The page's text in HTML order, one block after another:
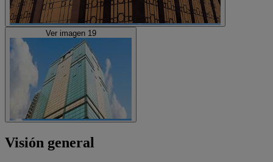
Ver imagen 19
Visión general